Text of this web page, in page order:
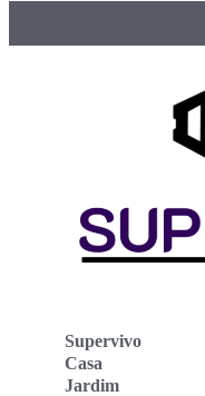
Supervivo
Casa
Jardim